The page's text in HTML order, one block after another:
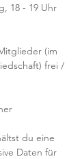
18 - 19 Uhr
(im
frei /
du eine
Daten für